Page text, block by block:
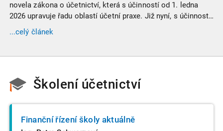
novela zákona o účetnictví, která s účinností od 1. ledna
2026 upravuje řadu oblastí účetní praxe. Již nyní, s účinností
od 3. září 2025, platí nová, zvýšená kritéria pro zařazení firem
do velikostních a použijí se zpětně již pro účetní období
...celý článek
Školení účetnictví
Finanční řízení školy aktuálně